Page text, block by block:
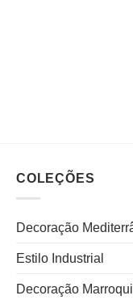
COLEÇÕES
Decoração
Estilo Industrial
Decoração